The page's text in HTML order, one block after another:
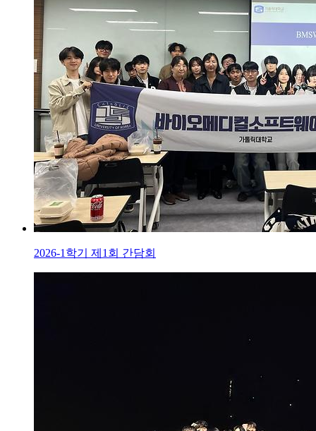
2026-1학기 제1회 간담회